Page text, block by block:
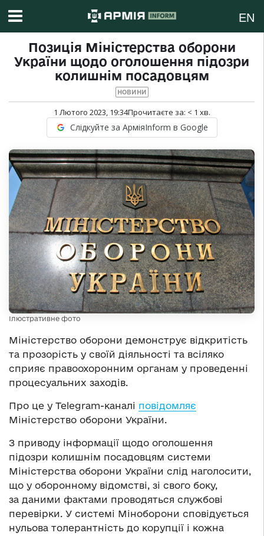
EN
Позиція Міністерства оборони
України щодо оголошення підозри
колишнім посадовцям
НОВИНИ
1 Лютого 2023, 19:34Прочитаєте за: < 1 хв.
Слідкуйте за АрміяInform в Google
Ілюстративне фото
Міністерство оборони демонструє відкритість
та прозорість у своїй діяльності та всіляко
сприяє правоохоронним органам у проведенні
процесуальних заходів.
Про це у Telegram-каналі повідомляє
Міністерство оборони України.
З приводу інформації щодо оголошення
підозри колишнім посадовцям системи
Міністерства оборони України слід наголосити,
що у оборонному відомстві, зі свого боку,
за даними фактами проводяться службові
перевірки. У системі Міноборони сповідується
нульова толерантність до корупції і кожна